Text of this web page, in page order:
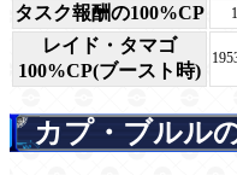
タスク報酬の100%CP
レイド・タマゴ
100%CP(ブースト時)
カプ・ブルル